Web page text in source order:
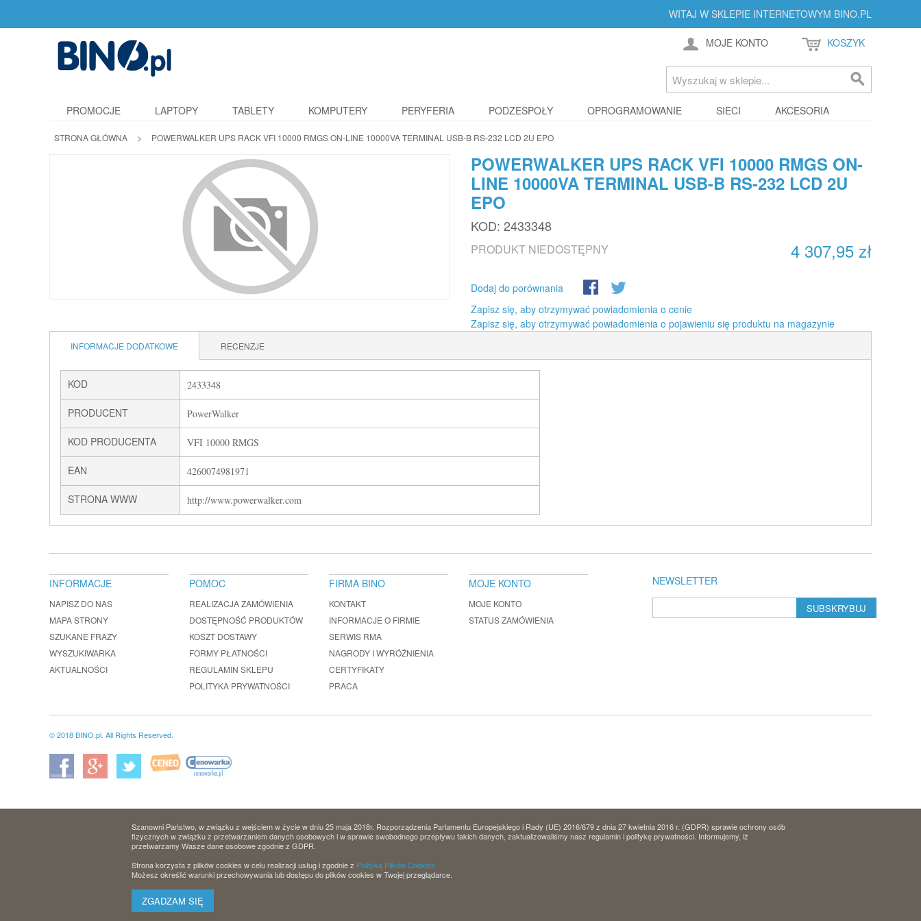
WITAJ W SKLEPIE INTERNETOWYM BINO.PL
MOJE KONTO KOSZYK
PROMOCJE LAPTOPY TABLETY KOMPUTERY PERYFERIA PODZESPOŁY OPROGRAMOWANIE SIECI AKCESORIA
STRONA GŁÓWNA > POWERWALKER UPS RACK VFI 10000 RMGS ON-LINE 10000VA TERMINAL USB-B RS-232 LCD 2U EPO
POWERWALKER UPS RACK VFI 10000 RMGS ON-
LINE 10000VA TERMINAL USB-B RS-232 LCD 2U
EPO
KOD: 2433348
4 307,95 zł
PRODUKT NIEDOSTĘPNY
Dodaj do porównania
Zapisz się, aby otrzymywać powiadomienia o cenie
Zapisz się, aby otrzymywać powiadomienia o pojawieniu się produktu na magazynie
INFORMACJE DODATKOWE RECENZJE
KOD 2433348
PRODUCENT PowerWalker
KOD PRODUCENTA VFI 10000 RMGS
EAN 4260074981971
STRONA WWW http://www.powerwalker.com
NEWSLETTER
SUBSKRYBUJ
INFORMACJE
NAPISZ DO NAS
MAPA STRONY
SZUKANE FRAZY
WYSZUKIWARKA
AKTUALNOŚCI
POMOC
REALIZACJA ZAMÓWIENIA
DOSTĘPNOŚĆ PRODUKTÓW
KOSZT DOSTAWY
FORMY PŁATNOŚCI
REGULAMIN SKLEPU
POLITYKA PRYWATNOŚCI
FIRMA BINO
KONTAKT
INFORMACJE O FIRMIE
SERWIS RMA
NAGRODY I WYRÓŻNIENIA
CERTYFIKATY
PRACA
MOJE KONTO
MOJE KONTO
STATUS ZAMÓWIENIA
© 2018 BINO.pl. All Rights Reserved.
Szanowni Państwo, w związku z wejściem w życie w dniu 25 maja 2018r. Rozporządzenia Parlamentu Europejskiego i Rady (UE) 2016/679 z dnia 27 kwietnia 2016 r. (GDPR) sprawie ochrony osób
fizycznych w związku z przetwarzaniem danych osobowych i w sprawie swobodnego przepływu takich danych, zaktualizowaliśmy nasz regulamin i politykę prywatności. Informujemy, iż
przetwarzamy Wasze dane osobowe zgodnie z GDPR.
Strona korzysta z plików cookies w celu realizacji usług i zgodnie z Polityką Plików Cookies.
Możesz określić warunki przechowywania lub dostępu do plików cookies w Twojej przeglądarce.
ZGADZAM SIĘ